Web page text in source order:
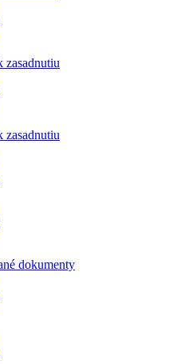
zasadnutiu
zasadnutiu
dokumenty